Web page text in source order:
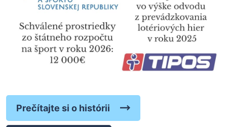
Prečítajte si o histórii